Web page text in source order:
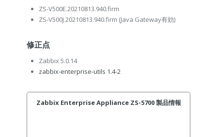
ZS-V500E.20210813.940.firm
ZS-V500J.20210813.940.firm (Java Gateway有効)
修正点
Zabbix 5.0.14
zabbix-enterprise-utils 1.4-2
Zabbix Enterprise Appliance ZS-5700 製品情報